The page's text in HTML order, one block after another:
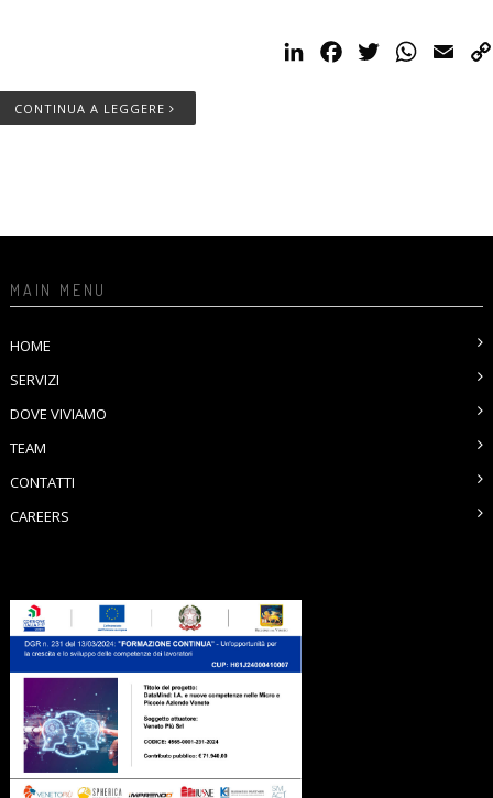
LinkedInFacebookTwitter
CONTINUA A LEGGERE
MAIN MENU
HOME
SERVIZI
DOVE VIVIAMO
TEAM
CONTATTI
CAREERS